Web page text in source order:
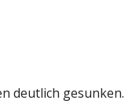
deutlich gesunken.